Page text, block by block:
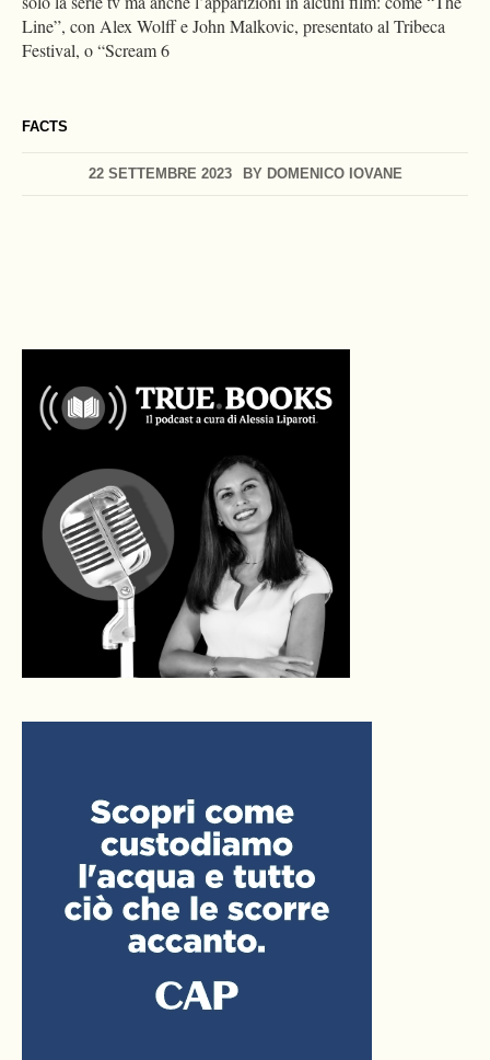
FACTS
22 SETTEMBRE 2023 BY DOMENICO IOVANE
Line”, con Alex Wolff e John Malkovic, presentato al Tribeca
Festival, o “Scream 6